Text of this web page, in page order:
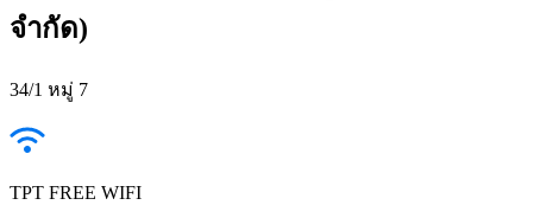
จำกัด)
34/1 หมู่ 7
TPT FREE WIFI